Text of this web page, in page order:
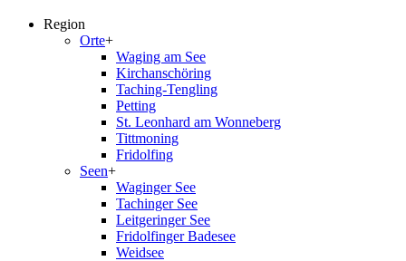
Region
Orte+
Waging am See
Kirchanschöring
Taching-Tengling
Petting
St. Leonhard am Wonneberg
Tittmoning
Fridolfing
Seen+
Waginger See
Tachinger See
Leitgeringer See
Fridolfinger Badesee
Weidsee